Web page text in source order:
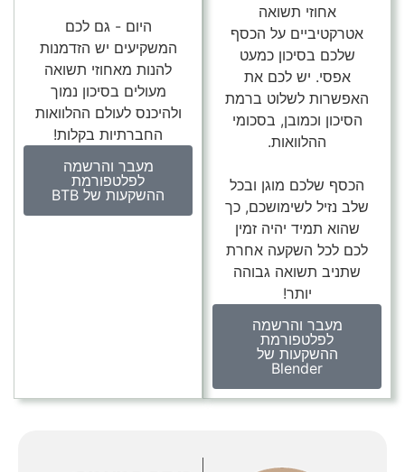
אחוזי תשואה
אטרקטיביים על הכסף
שלכם בסיכון כמעט
אפסי. יש לכם את
האפשרות לשלוט ברמת
הסיכון וכמובן, בסכומי
ההלוואות.
הכסף שלכם מוגן ובכל
שלב נזיל לשימושכם, כך
שהוא תמיד יהיה זמין
לכם לכל השקעה אחרת
שתניב תשואה גבוהה
יותר!
מעבר והרשמה
לפלטפורמת
ההשקעות של
Blender
היום - גם לכם
המשקיעים יש הזדמנות
להנות מאחוזי תשואה
מעולים בסיכון נמוך
ולהיכנס לעולם ההלוואות
החברתיות בקלות!
מעבר והרשמה
לפלטפורמת
ההשקעות של BTB